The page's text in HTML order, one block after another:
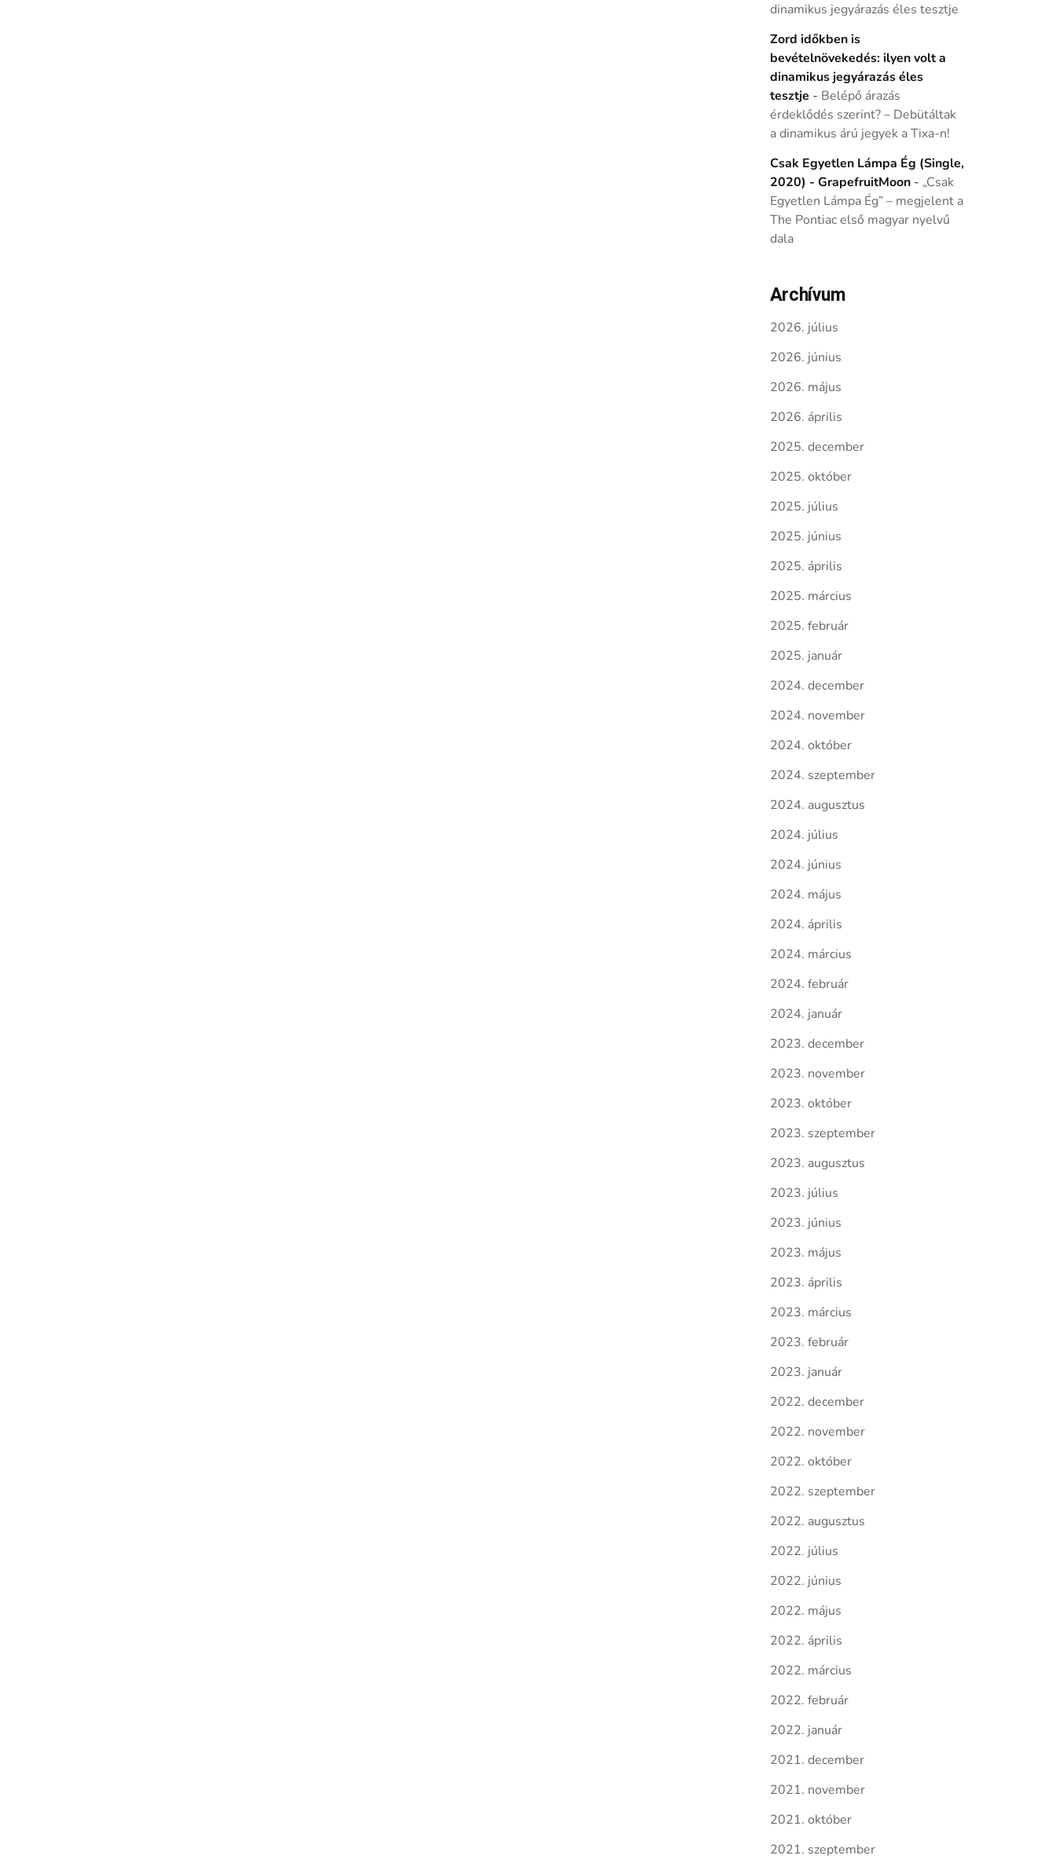
dinamikus jegyárazás éles tesztje
Zord időkben is
bevételnövekedés: ilyen volt a
dinamikus jegyárazás éles
tesztje - Belépő árazás
érdeklődés szerint? – Debütáltak
a dinamikus árú jegyek a Tixa-n!
Csak Egyetlen Lámpa Ég (Single,
2020) - GrapefruitMoon- „Csak
Egyetlen Lámpa Ég” – megjelent a
The Pontiac első magyar nyelvű
dala
Archívum
2026. július
2026. június
2026. május
2026. április
2025. december
2025. október
2025. július
2025. június
2025. április
2025. március
2025. február
2025. január
2024. december
2024. november
2024. október
2024. szeptember
2024. augusztus
2024. július
2024. június
2024. május
2024. április
2024. március
2024. február
2024. január
2023. december
2023. november
2023. október
2023. szeptember
2023. augusztus
2023. július
2023. június
2023. május
2023. április
2023. március
2023. február
2023. január
2022. december
2022. november
2022. október
2022. szeptember
2022. augusztus
2022. július
2022. június
2022. május
2022. április
2022. március
2022. február
2022. január
2021. december
2021. november
2021. október
2021. szeptember